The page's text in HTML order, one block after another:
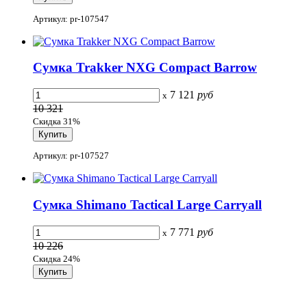
Артикул: pr-107547
Сумка Trakker NXG Compact Barrow
x 7 121 руб
10 321
Скидка 31%
Артикул: pr-107527
Сумка Shimano Tactical Large Carryall
x 7 771 руб
10 226
Скидка 24%